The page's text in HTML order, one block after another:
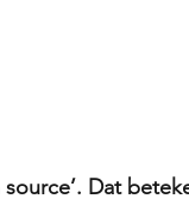
source’. Dat